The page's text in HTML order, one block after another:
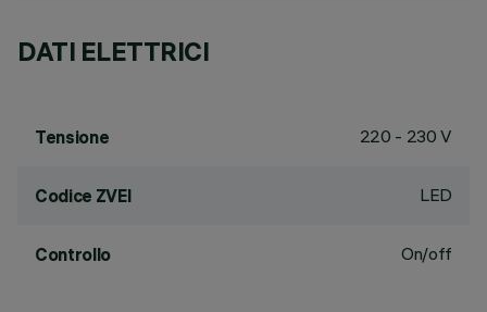
DATI ELETTRICI
Tensione 220 - 230 V
Codice ZVEI LED
Controllo On/off